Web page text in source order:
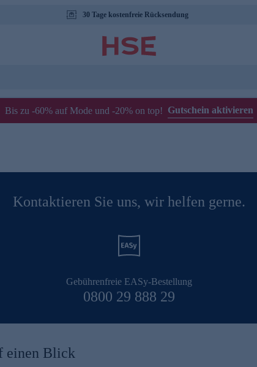
30 Tage kostenfreie Rücksendung
Bis zu -60% auf Mode und -20% on top! Gutschein aktivieren
Kontaktieren Sie uns, wir helfen gerne.
Gebührenfreie EASy-Bestellung
0800 29 888 29
einen Blick